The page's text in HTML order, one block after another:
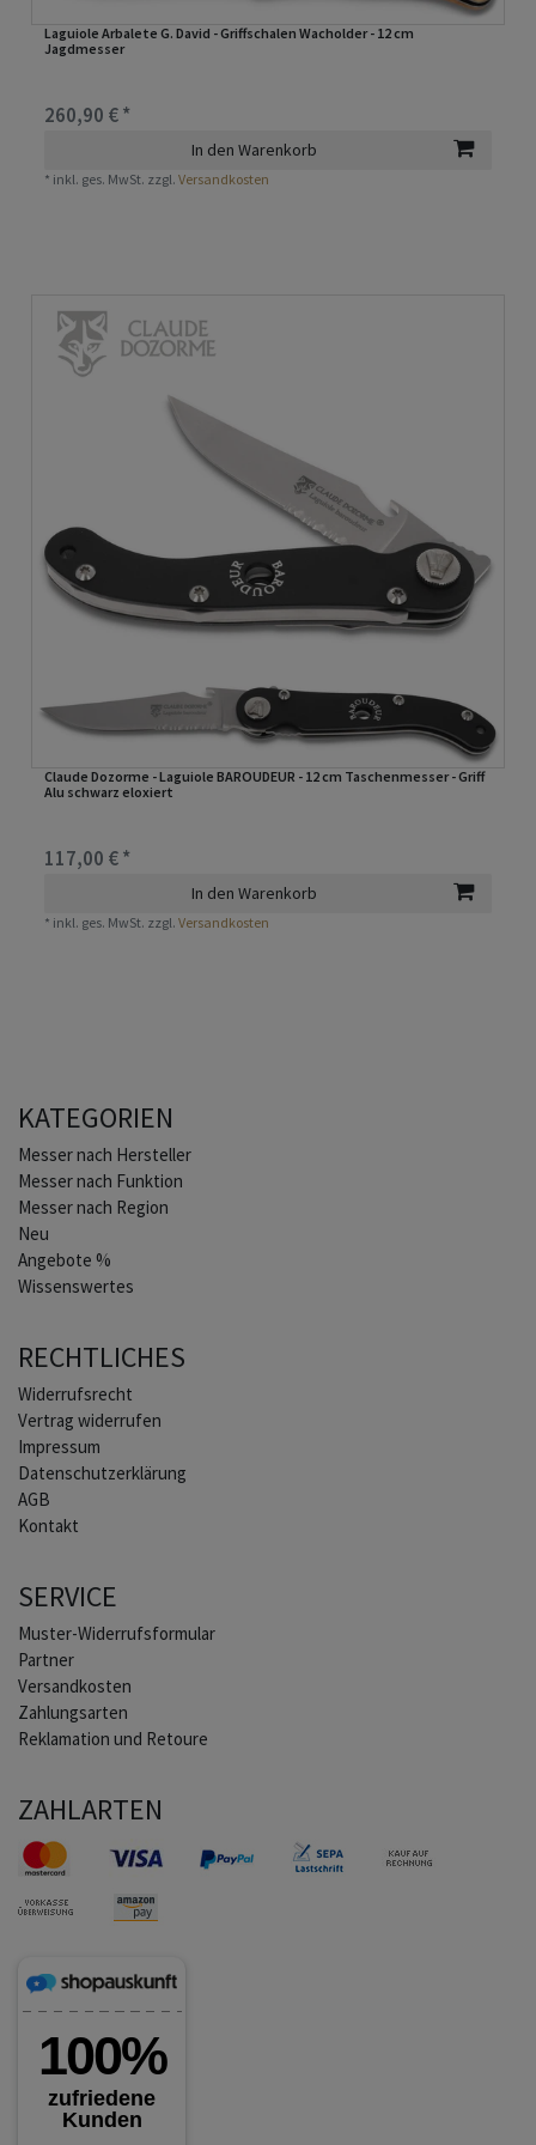
Laguiole Arbalete G. David - Griffschalen Wacholder - 12 cm
Jagdmesser
260,90 € *
In den Warenkorb
* inkl. ges. MwSt. zzgl.Versandkosten
Claude Dozorme - Laguiole BAROUDEUR - 12 cm Taschenmesser - Griff
Alu schwarz eloxiert
117,00 € *
In den Warenkorb
* inkl. ges. MwSt. zzgl.Versandkosten
KATEGORIEN
Home
Messer nach Hersteller
Messer nach Funktion
Messer nach Region
Neu
Angebote %
Wissenswertes
RECHTLICHES
Widerrufs­recht
Vertrag widerrufen
Impressum
Daten­schutz­erklärung
AGB
Kontakt
SERVICE
Muster-Widerrufsformular
Partner
Versandkosten
Zahlungsarten
Reklamation und Retoure
ZAHLARTEN